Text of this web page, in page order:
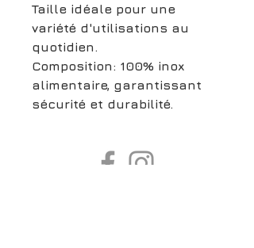
Taille idéale pour une
variété d'utilisations au
quotidien.
Composition: 100% inox
alimentaire, garantissant
sécurité et durabilité.